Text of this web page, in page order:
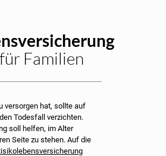
Familien
versorgen hat, sollte auf
Todesfall verzichten.
soll helfen, im Alter
Seite zu stehen. Auf die